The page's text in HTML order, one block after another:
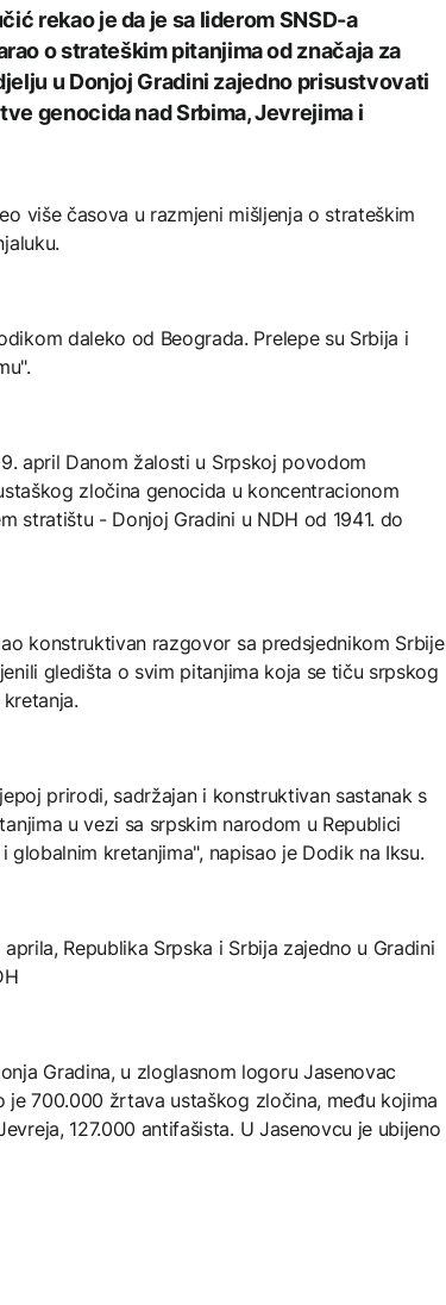
rekao je da je sa liderom SNSD-a
o strateškim pitanjima od značaja za
u Donjoj Gradini zajedno prisustvovati
genocida nad Srbima, Jevrejima i
više časova u razmjeni mišljenja o strateškim
daleko od Beograda. Prelepe su Srbija i
april Danom žalosti u Srpskoj povodom
zločina genocida u koncentracionom
stratištu - Donjoj Gradini u NDH od 1941. do
konstruktivan razgovor sa predsjednikom Srbije
gledišta o svim pitanjima koja se tiču srpskog
prirodi, sadržajan i konstruktivan sastanak s
u vezi sa srpskim narodom u Republici
kretanjima", napisao je Dodik na Iksu.
Republika Srpska i Srbija zajedno u Gradini
Gradina, u zloglasnom logoru Jasenovac
700.000 žrtava ustaškog zločina, među kojima
127.000 antifašista. U Jasenovcu je ubijeno